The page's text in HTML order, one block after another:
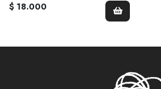
$ 18.000